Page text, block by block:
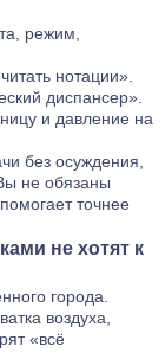
режим,
нотации».
диспансер».
и давление на
без осуждения,
не обязаны
точнее
не хотят к
города.
воздуха,
«всё